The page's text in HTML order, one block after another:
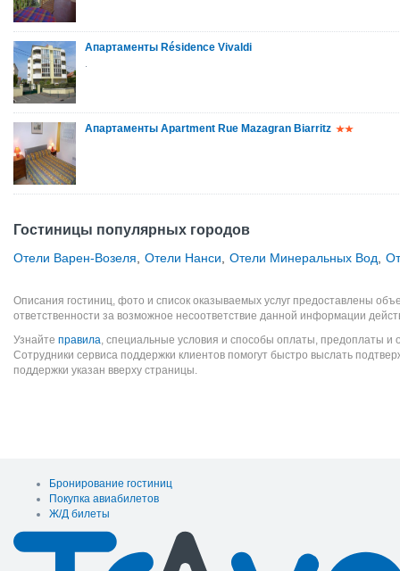
Апартаменты Résidence Vivaldi
Апартаменты Apartment Rue Mazagran Biarritz
Гостиницы популярных городов
Отели Варен-Возеля Отели Нанси Отели Минеральных Вод
Описания гостиниц, фото и список оказываемых услуг предоставлены
ответственности за возможное несоответствие данной информации
Узнайте правила, специальные условия и способы оплаты, предоплаты и
Сотрудники сервиса поддержки клиентов помогут быстро выслать
поддержки указан вверху страницы.
Бронирование гостиниц
Покупка авиабилетов
Ж/Д билеты